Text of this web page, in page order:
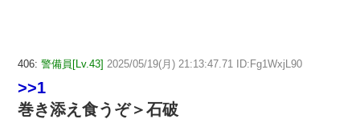
406: 警備員[Lv.43] 2025/05/19(月) 21:13:47.71 ID:Fg1WxjL90
>>1
巻き添え食うぞ＞石破